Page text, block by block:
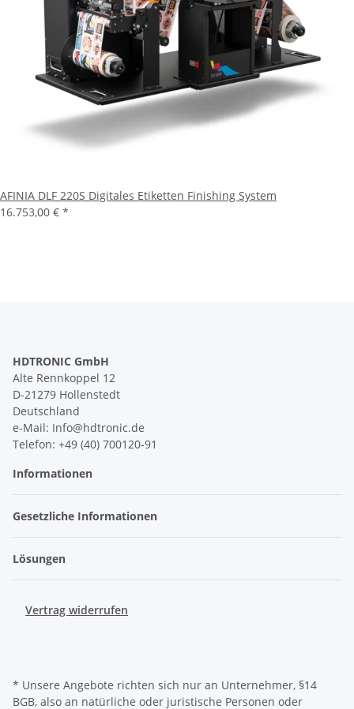
AFINIA DLF 220S Digitales Etiketten Finishing System
16.753,00 € *
HDTRONIC GmbH
Alte Rennkoppel 12
D-21279 Hollenstedt
Deutschland
e-Mail: Info@hdtronic.de
Telefon: +49 (40) 700120-91
Informationen
Gesetzliche Informationen
Lösungen
Vertrag widerrufen
* Unsere Angebote richten sich nur an Unternehmer, §14
BGB, also an natürliche oder juristische Personen oder